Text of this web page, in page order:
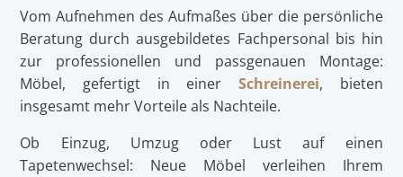
Vom Aufnehmen des Aufmaßes über die persönliche
Beratung durch ausgebildetes Fachpersonal bis hin
zur professionellen und passgenauen Montage:
Möbel, gefertigt in einer Schreinerei, bieten
insgesamt mehr Vorteile als Nachteile.
Ob Einzug, Umzug oder Lust auf einen
Tapetenwechsel: Neue Möbel verleihen Ihrem